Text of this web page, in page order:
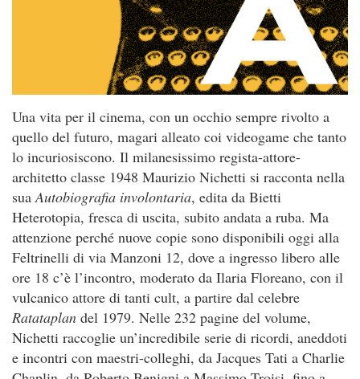
Una vita per il cinema, con un occhio sempre rivolto a
quello del futuro, magari alleato coi videogame che tanto
lo incuriosiscono. Il milanesissimo regista-attore-
architetto classe 1948 Maurizio Nichetti si racconta nella
suaAutobiografia involontaria, edita da Bietti
Heterotopia, fresca di uscita, subito andata a ruba. Ma
attenzione perché nuove copie sono disponibili oggi alla
Feltrinelli di via Manzoni 12, dove a ingresso libero alle
ore 18 c’è l’incontro, moderato da Ilaria Floreano, con il
vulcanico attore di tanti cult, a partire dal celebre
Ratataplan del 1979. Nelle 232 pagine del volume,
Nichetti raccoglie un’incredibile serie di ricordi, aneddoti
e incontri con maestri-colleghi, da Jacques Tati a Charlie